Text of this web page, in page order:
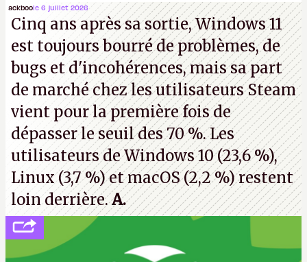
Microsoft, mais le syndicat des employés confirme
de nombreux licenciements.A.
ackboole 6 juillet 2026
Cinq ans après sa sortie, Windows 11
est toujours bourré de problèmes, de
bugs et d'incohérences, mais sa part
de marché chez les utilisateurs Steam
vient pour la première fois de
dépasser le seuil des 70 %. Les
utilisateurs de Windows 10 (23,6 %),
Linux (3,7 %) et macOS (2,2 %) restent
loin derrière.A.